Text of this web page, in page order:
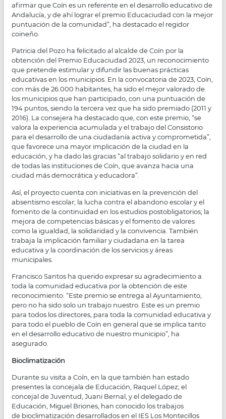
afirmar que Coín es un referente en el desarrollo educativo de
Andalucía, y de ahí lograr el premio Educaciudad con la mejor
puntuación de la comunidad”, ha destacado el regidor
coineño.
Patricia del Pozo ha felicitado al alcalde de Coín por la
obtención del Premio Educaciudad 2023, un reconocimiento
que pretende estimular y difundir las buenas prácticas
educativas en los municipios. En la convocatoria de 2023, Coín,
con más de 26.000 habitantes, ha sido el mejor valorado de
los municipios que han participado, con una puntuación de
194 puntos, siendo la tercera vez que ha sido premiado (2011 y
2016). La consejera ha destacado que, con este premio, “se
valora la experiencia acumulada y el trabajo del Consistorio
para el desarrollo de una ciudadanía activa y comprometida”,
que favorece una mayor implicación de la ciudad en la
educación, y ha dado las gracias “al trabajo solidario y en red
de todas las instituciones de Coín, que avanza hacia una
ciudad más democrática y educadora”.
Así, el proyecto cuenta con iniciativas en la prevención del
absentismo escolar; la lucha contra el abandono escolar y el
fomento de la continuidad en los estudios postobligatorios; la
mejora de competencias básicas y el fomento de valores
como la igualdad, la solidaridad y la convivencia. También
trabaja la implicación familiar y ciudadana en la tarea
educativa y la coordinación de los servicios y áreas
municipales.
Francisco Santos ha querido expresar su agradecimiento a
toda la comunidad educativa por la obtención de este
reconocimiento. “Este premio se entrega al Ayuntamiento,
pero no ha sido solo un trabajo nuestro. Este es un premio
para todos los directores, para toda la comunidad educativa y
para todo el pueblo de Coín en general que se implica tanto
en el desarrollo educativo de nuestro municipio”, ha
asegurado.
Bioclimatización
Durante su visita a Coín, en la que también han estado
presentes la concejala de Educación, Raquel López; el
concejal de Juventud, Juani Bernal, y el delegado de
Educación, Miguel Briones, han conocido los trabajos
de bioclimatización desarrollados en el IES Los Montecillos